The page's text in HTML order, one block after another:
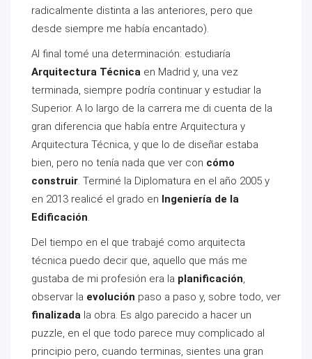
radicalmente distinta a las anteriores, pero que
desde siempre me había encantado).
Al final tomé una determinación: estudiaría
Arquitectura Técnica en Madrid y, una vez
terminada, siempre podría continuar y estudiar la
Superior. A lo largo de la carrera me di cuenta de la
gran diferencia que había entre Arquitectura y
Arquitectura Técnica, y que lo de diseñar estaba
bien, pero no tenía nada que ver con cómo
construir. Terminé la Diplomatura en el año 2005 y
en 2013 realicé el grado en Ingeniería de la
Edificación.
Del tiempo en el que trabajé como arquitecta
técnica puedo decir que, aquello que más me
gustaba de mi profesión era la planificación,
observar la evolución paso a paso y, sobre todo, ver
finalizada la obra. Es algo parecido a hacer un
puzzle, en el que todo parece muy complicado al
principio pero, cuando terminas, sientes una gran